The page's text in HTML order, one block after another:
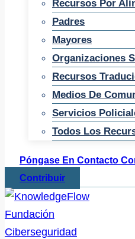
Recursos Por
Padres
Mayores
Organizaciones
Recursos
Medios De
Servicios
Todos Los
Póngase En Contacto
Contribuir